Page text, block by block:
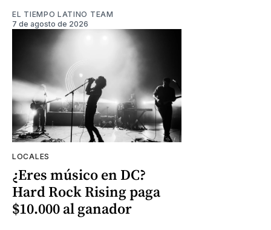
EL TIEMPO LATINO TEAM
7 de agosto de 2026
LOCALES
¿Eres músico en DC?
Hard Rock Rising paga
$10.000 al ganador